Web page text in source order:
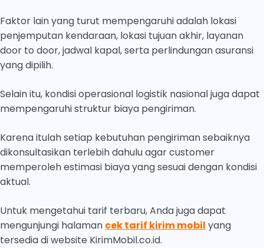
Faktor lain yang turut mempengaruhi adalah lokasi
penjemputan kendaraan, lokasi tujuan akhir, layanan
door to door, jadwal kapal, serta perlindungan asuransi
yang dipilih.
Selain itu, kondisi operasional logistik nasional juga dapat
mempengaruhi struktur biaya pengiriman.
Karena itulah setiap kebutuhan pengiriman sebaiknya
dikonsultasikan terlebih dahulu agar customer
memperoleh estimasi biaya yang sesuai dengan kondisi
aktual.
Untuk mengetahui tarif terbaru, Anda juga dapat
mengunjungi halaman cek tarif kirim mobil yang
tersedia di website KirimMobil.co.id.